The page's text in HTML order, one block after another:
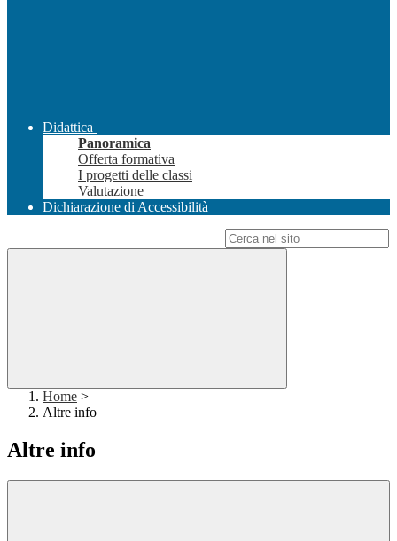
Didattica
Panoramica
Offerta formativa
I progetti delle classi
Valutazione
Dichiarazione di Accessibilità
Home >
Altre info
Altre info